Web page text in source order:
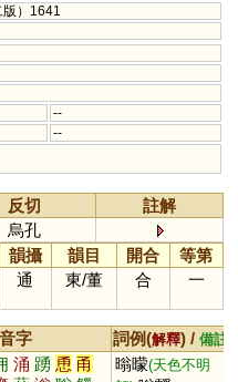
版）1641
--
--
反切
註解
烏孔
韻攝 韻目 開合
等第
通 東/董 合 一
字 詞例(解釋) / 備註
涌 踴 恿 甬
暡曚(天色不明